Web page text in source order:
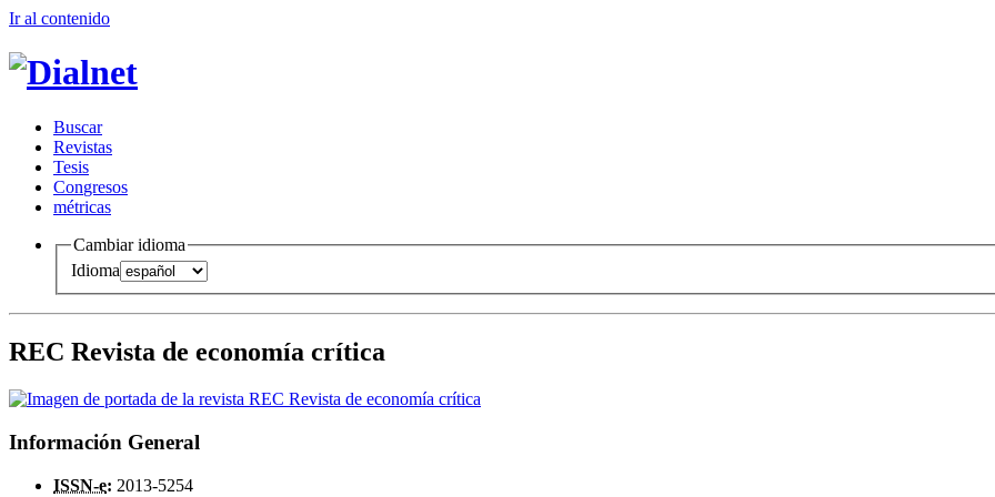
Ir al contenido
Buscar
Revistas
Tesis
Congresos
métricas
Cambiar idioma
Idioma
REC Revista de economía crítica
Información General
ISSN-e: 2013-5254